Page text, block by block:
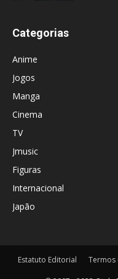
Categorias
Anime
Jogos
Manga
Cinema
TV
Jmusic
Figuras
Internacional
Japão
Estatuto Editorial Termos